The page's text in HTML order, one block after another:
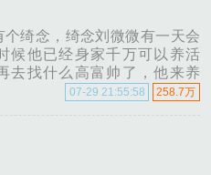
的贵族......
绮念，绮念刘微微有一天会
候他已经身家千万可以养活
去找什么高富帅了，他来养
陪着他玩游戏就好了。 为
258.7万
07-29 21:55:58